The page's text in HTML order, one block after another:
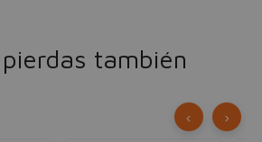
también
‹ ›